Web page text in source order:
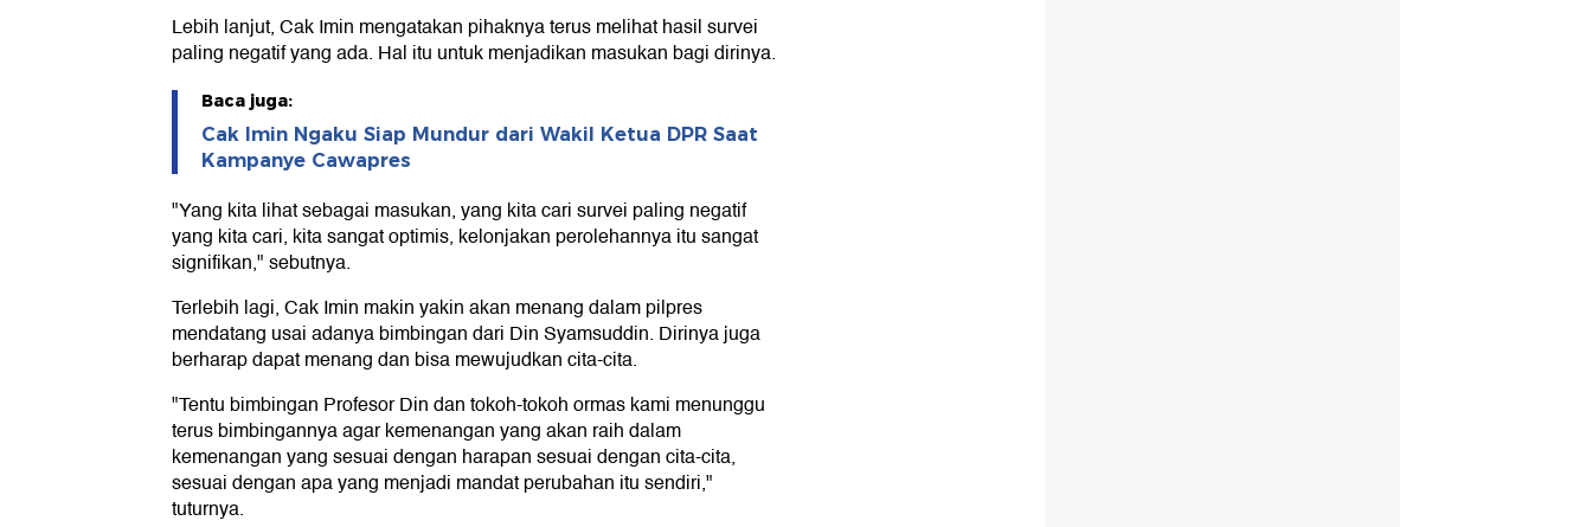
Lebih lanjut, Cak Imin mengatakan pihaknya terus melihat hasil survei
paling negatif yang ada. Hal itu untuk menjadikan masukan bagi dirinya.
Baca juga:
Cak Imin Ngaku Siap Mundur dari Wakil Ketua DPR Saat
Kampanye Cawapres
"Yang kita lihat sebagai masukan, yang kita cari survei paling negatif
yang kita cari, kita sangat optimis, kelonjakan perolehannya itu sangat
signifikan," sebutnya.
Terlebih lagi, Cak Imin makin yakin akan menang dalam pilpres
mendatang usai adanya bimbingan dari Din Syamsuddin. Dirinya juga
berharap dapat menang dan bisa mewujudkan cita-cita.
"Tentu bimbingan Profesor Din dan tokoh-tokoh ormas kami menunggu
terus bimbingannya agar kemenangan yang akan raih dalam
kemenangan yang sesuai dengan harapan sesuai dengan cita-cita,
sesuai dengan apa yang menjadi mandat perubahan itu sendiri,"
tuturnya.